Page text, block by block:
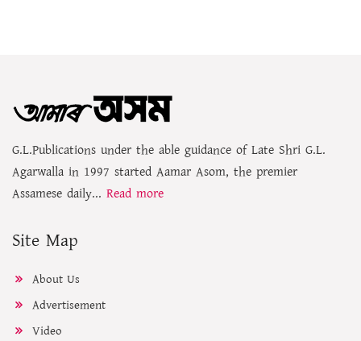
G.L.Publications under the able guidance of Late Shri G.L.
Agarwalla in 1997 started Aamar Asom, the premier
Assamese daily... Read more
Site Map
About Us
Advertisement
Video